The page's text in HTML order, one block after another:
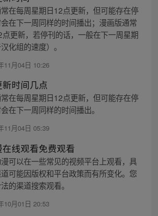
在每周星期日12点更新，但可能存在停
在下一周同样的时间播出；漫画版通常
更新，若停刊的话，一般在下一周星期
化组的速度）。
11月04日 10:26
时间几点
在每周星期日12点更新，但可能存在停
在下一周同样的时间播出。
11月04日 05:39
线观看免费观看
漫可以在一些常见的视频平台上观看，具
可能因版权和平台政策而有所变化。您
的渠道搜索观看。
10月01日 20:53